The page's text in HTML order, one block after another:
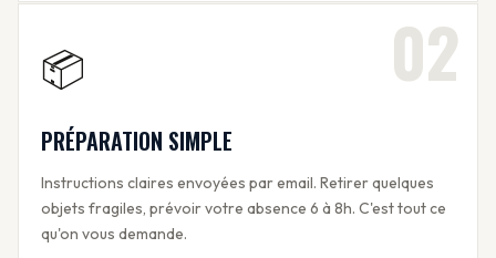
02
📦
PRÉPARATION SIMPLE
Instructions claires envoyées par email. Retirer quelques
objets fragiles, prévoir votre absence 6 à 8h. C'est tout ce
qu'on vous demande.